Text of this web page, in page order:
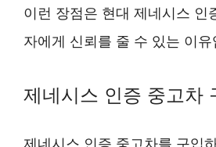
이런 장점은 현대 제네시스 인
자에게 신뢰를 줄 수 있는 이유
제네시스 인증 중고차
제네시스 인증 중고차를 구입